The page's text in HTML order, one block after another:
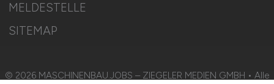
MELDESTELLE
SITEMAP
© 2026 MASCHINENBAU.JOBS – ZIEGELER MEDIEN GMBH • Alle